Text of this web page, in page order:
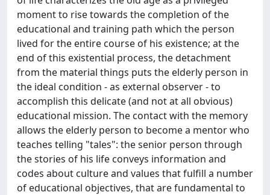
moment to rise towards the completion of the
educational and training path which the person
lived for the entire course of his existence; at the
end of this existential process, the detachment
from the material things puts the elderly person in
the ideal condition - as external observer - to
accomplish this delicate (and not at all obvious)
educational mission. The contact with the memory
allows the elderly person to become a mentor who
teaches telling "tales": the senior person through
the stories of his life conveys information and
codes about culture and values that fulfill a number
of educational objectives, that are fundamental to